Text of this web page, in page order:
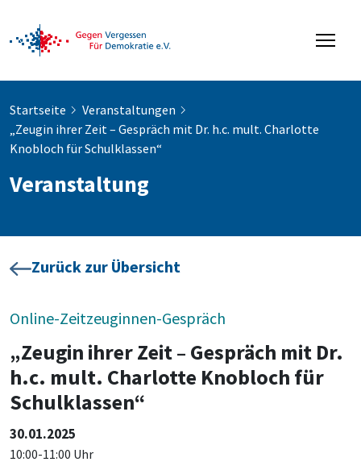
Startseite
Veranstaltungen
„Zeugin ihrer Zeit – Gespräch mit Dr. h.c. mult. Charlotte
Knobloch für Schulklassen“
Veranstaltung
Zurück zur Übersicht
Online-Zeitzeuginnen-Gespräch
„Zeugin ihrer Zeit – Gespräch mit Dr.
h.c. mult. Charlotte Knobloch für
Schulklassen“
30.01.2025
10:00-11:00 Uhr